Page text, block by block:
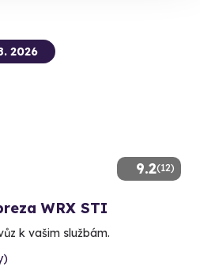
9.2(12)
2026
WRX STI
k vašim službám.